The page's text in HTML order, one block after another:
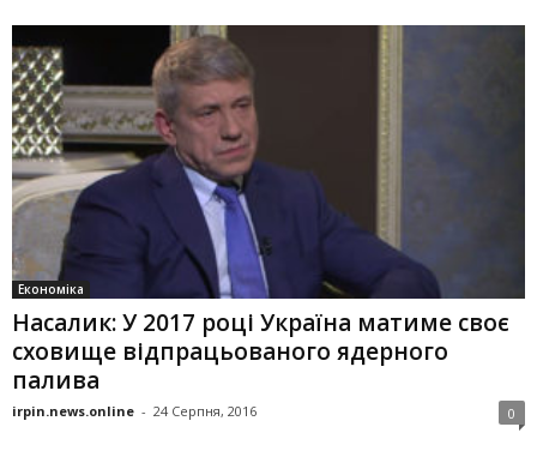
Економіка
Насалик: У 2017 році Україна матиме своє
сховище відпрацьованого ядерного
палива
irpin.news.online - 24 Серпня, 2016 0